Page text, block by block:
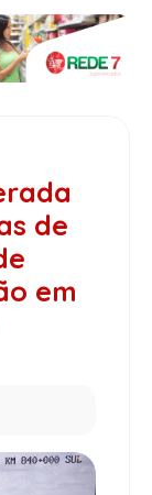
de
em